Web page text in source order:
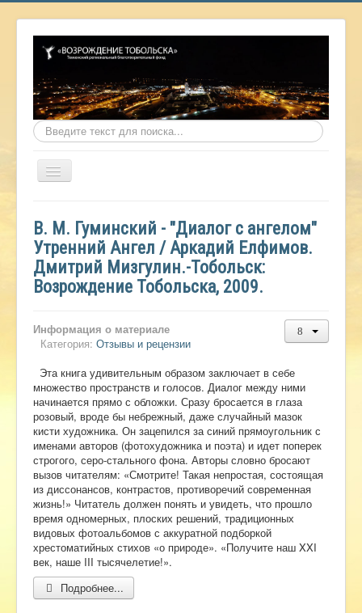
Искать...
Включить/
О фонде
Онлайн библиотека
Видеоматериалы
Сайт проекта Достоевский
Ермаковополе.рф
В. М. Гуминский - "Диалог с ангелом"
Утренний Ангел / Аркадий Елфимов.
Дмитрий Мизгулин.-Тобольск:
Возрождение Тобольска, 2009.
Информация о материале
Категория: Отзывы и рецензии
Эта книга удивительным образом заключает в себе
множество пространств и голосов. Диалог между ними
начинается прямо с обложки. Сразу бросается в глаза
розовый, вроде бы небрежный, даже случайный мазок
кисти художника. Он зацепился за синий прямоугольник с
именами авторов (фотохудожника и поэта) и идет поперек
строгого, серо-стального фона. Авторы словно бросают
вызов читателям: «Смотрите! Такая непростая, состоящая
из диссонансов, контрастов, противоречий современная
жизнь!» Читатель должен понять и увидеть, что прошло
время одномерных, плоских решений, традиционных
видовых фотоальбомов с аккуратной подборкой
хрестоматийных стихов «о природе». «Получите наш XXI
век, наше III тысячелетие!».
Подробнее...